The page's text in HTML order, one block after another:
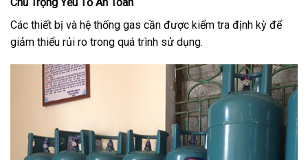
Các thiết bị và hệ thống gas cần được kiểm tra định kỳ để
giảm thiểu rủi ro trong quá trình sử dụng.